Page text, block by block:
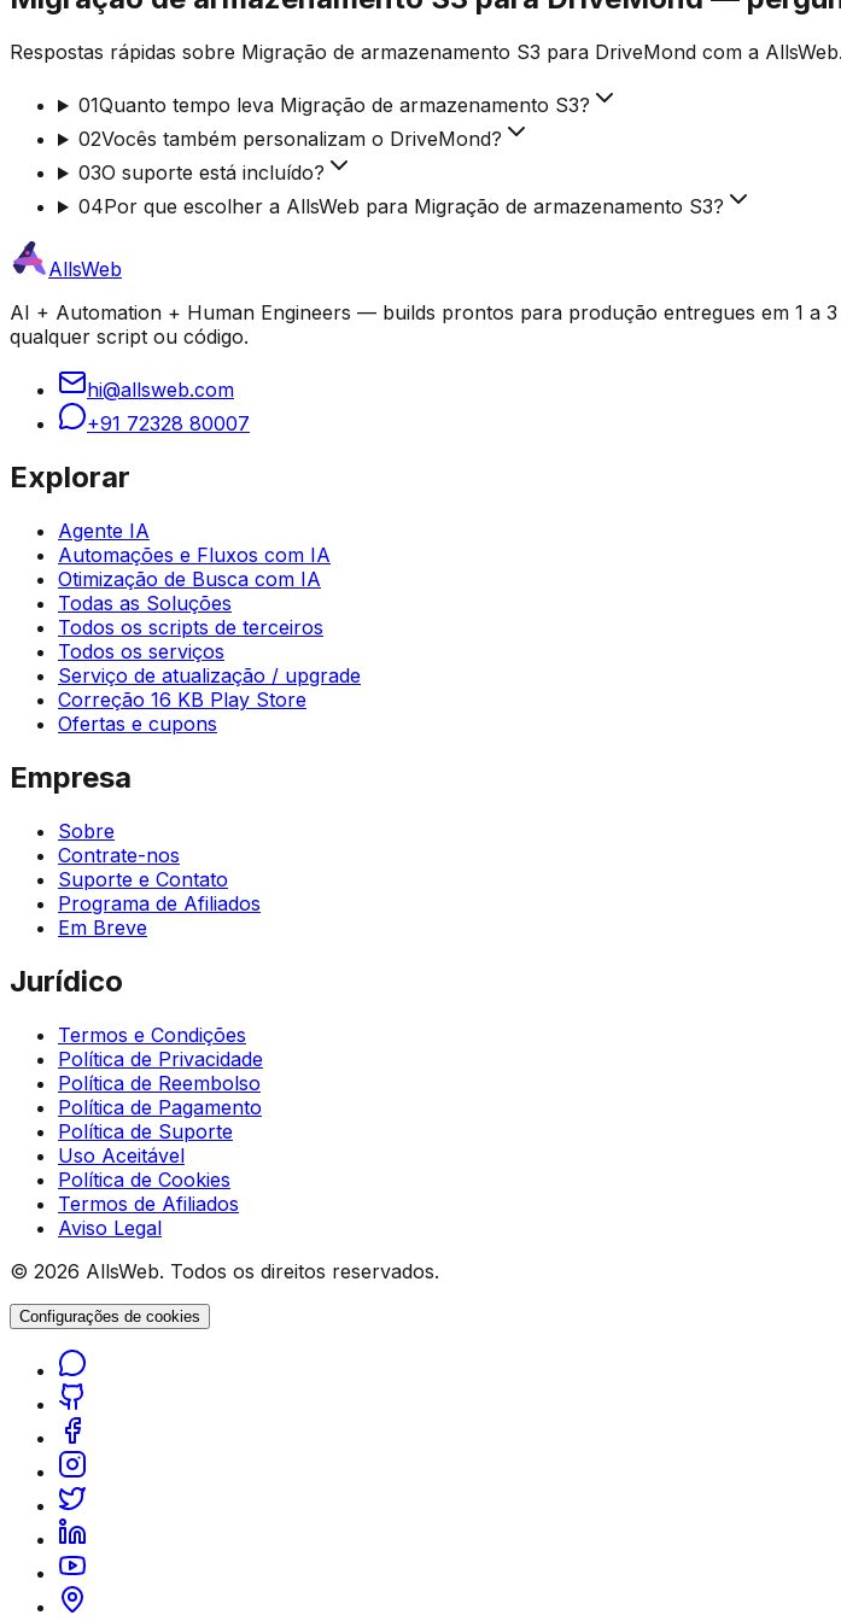
Respostas rápidas sobre Migração de armazenamento S3 para DriveMond com a
01Quanto tempo leva Migração de armazenamento S3?
02Vocês também personalizam o DriveMond?
03O suporte está incluído?
04Por que escolher a AllsWeb para Migração de armazenamento S3?
AllsWeb
AI + Automation + Human Engineers — builds prontos para produção entregues em 1 a
qualquer script ou código.
hi@allsweb.com
+91 72328 80007
Explorar
Agente IA
Automações e Fluxos com IA
Otimização de Busca com IA
Todas as Soluções
Todos os scripts de terceiros
Todos os serviços
Serviço de atualização / upgrade
Correção 16 KB Play Store
Ofertas e cupons
Empresa
Sobre
Contrate-nos
Suporte e Contato
Programa de Afiliados
Em Breve
Jurídico
Termos e Condições
Política de Privacidade
Política de Reembolso
Política de Pagamento
Política de Suporte
Uso Aceitável
Política de Cookies
Termos de Afiliados
Aviso Legal
© 2026 AllsWeb. Todos os direitos reservados.
Configurações de cookies